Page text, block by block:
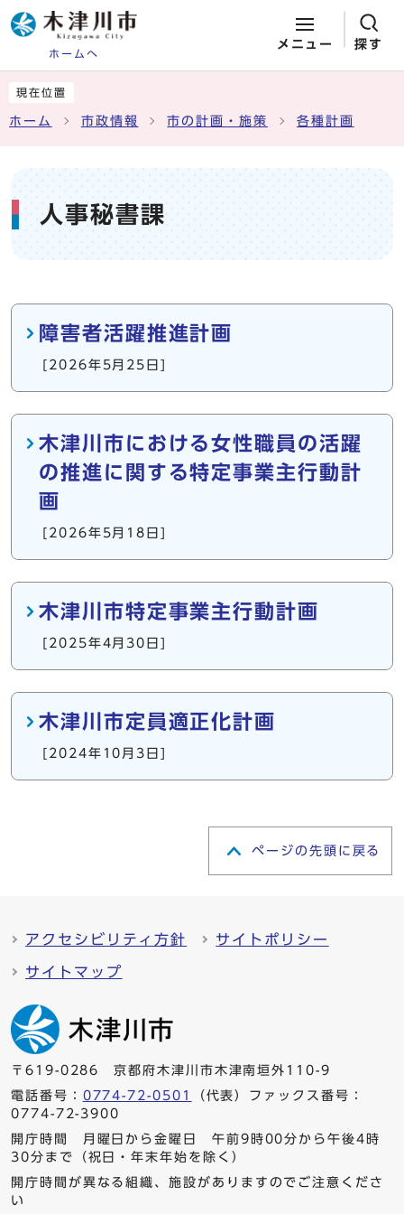
ホームへ
メニュー 探す
現在位置
ホーム 市政情報 市の計画・施策 各種計画
人事秘書課
メインメニュー
障害者活躍推進計画
[2026年5月25日]
木津川市における女性職員の活躍
の推進に関する特定事業主行動計
画
[2026年5月18日]
木津川市特定事業主行動計画
[2025年4月30日]
木津川市定員適正化計画
[2024年10月3日]
ページの先頭に戻る
アクセシビリティ方針 サイトポリシー
サイトマップ
〒619-0286 京都府木津川市木津南垣外110-9
電話番号： 0774-72-0501
（代表）ファックス番号：
0774-72-3900
開庁時間 月曜日から金曜日 午前9時00分から午後4時
30分まで（祝日・年末年始を除く）
開庁時間が異なる組織、施設がありますのでご注意くださ
い